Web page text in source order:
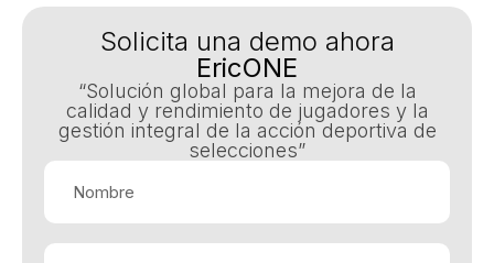
Solicita una demo ahora
EricONE
“Solución global para la mejora de la
calidad y rendimiento de jugadores y la
gestión integral de la acción deportiva de
selecciones”